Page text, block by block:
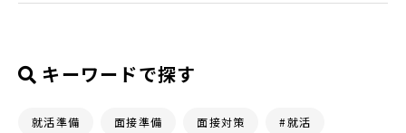
キーワードで探す
就活準備 面接準備 面接対策 #就活